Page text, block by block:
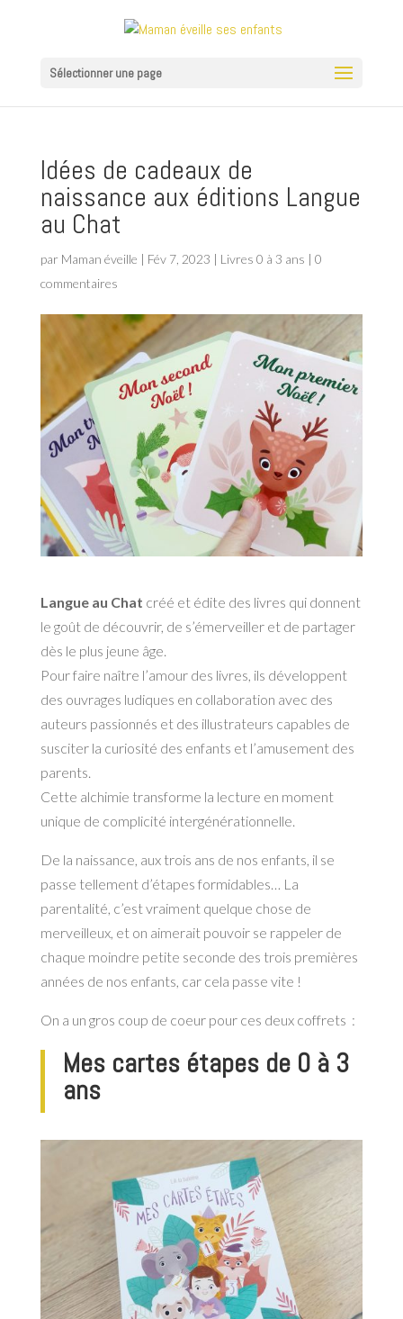
Sélectionner une page
Idées de cadeaux de
naissance aux éditions Langue
au Chat
par Maman éveille | Fév 7, 2023 | Livres 0 à 3 ans | 0
commentaires
Langue au Chat créé et édite des livres qui donnent
le goût de découvrir, de s’émerveiller et de partager
dès le plus jeune âge.
Pour faire naître l’amour des livres, ils développent
des ouvrages ludiques en collaboration avec des
auteurs passionnés et des illustrateurs capables de
susciter la curiosité des enfants et l’amusement des
parents.
Cette alchimie transforme la lecture en moment
unique de complicité intergénérationnelle.
De la naissance, aux trois ans de nos enfants, il se
passe tellement d’étapes formidables… La
parentalité, c’est vraiment quelque chose de
merveilleux, et on aimerait pouvoir se rappeler de
chaque moindre petite seconde des trois premières
années de nos enfants, car cela passe vite !
On a un gros coup de coeur pour ces deux coffrets :
Mes cartes étapes de 0 à 3
ans